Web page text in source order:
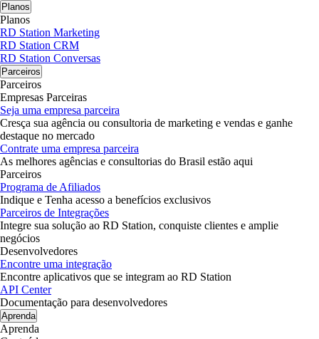
Planos
Planos
RD Station Marketing
RD Station CRM
RD Station Conversas
Parceiros
Parceiros
Empresas Parceiras
Seja uma empresa parceira
Cresça sua agência ou consultoria de marketing e vendas e ganhe
destaque no mercado
Contrate uma empresa parceira
As melhores agências e consultorias do Brasil estão aqui
Parceiros
Programa de Afiliados
Indique e Tenha acesso a benefícios exclusivos
Parceiros de Integrações
Integre sua solução ao RD Station, conquiste clientes e amplie
negócios
Desenvolvedores
Encontre uma integração
Encontre aplicativos que se integram ao RD Station
API Center
Documentação para desenvolvedores
Aprenda
Aprenda